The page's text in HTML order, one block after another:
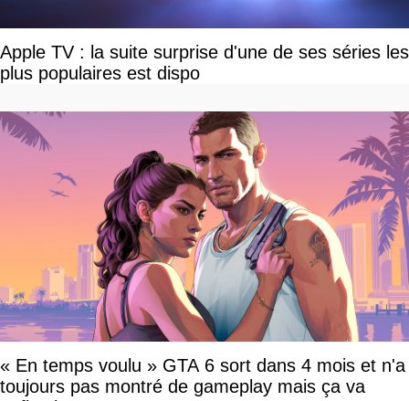
Apple TV : la suite surprise d'une de ses séries les
plus populaires est dispo
« En temps voulu » GTA 6 sort dans 4 mois et n'a
toujours pas montré de gameplay mais ça va